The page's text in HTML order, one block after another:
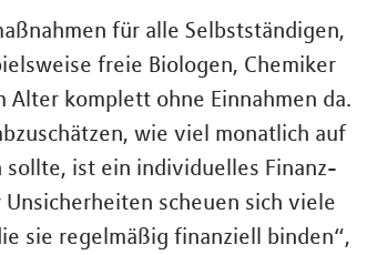
für alle Selbstständigen,
freie Biologen, Chemiker
komplett ohne Einnahmen da.
wie viel monatlich auf
ist ein individuelles Finanz-
scheuen sich viele
sie regelmäßig finanziell binden“,